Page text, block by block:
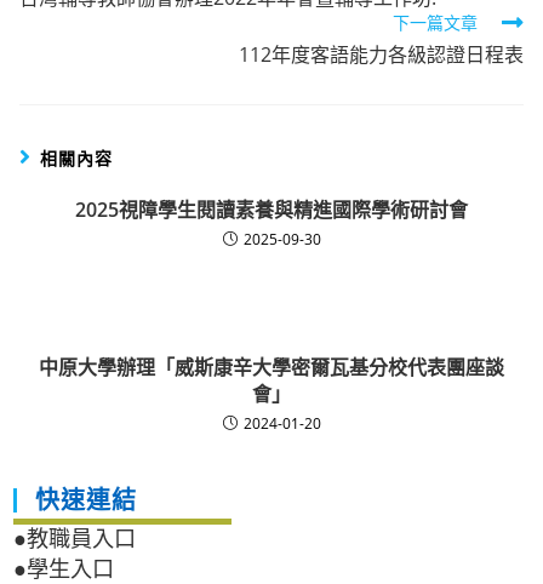
下一篇文章
112年度客語能力各級認證日程表
相關內容
2025視障學生閱讀素養與精進國際學術研討會
2025-09-30
中原大學辦理「威斯康辛大學密爾瓦基分校代表團座談
會」
2024-01-20
快速連結
●教職員入口
●學生入口